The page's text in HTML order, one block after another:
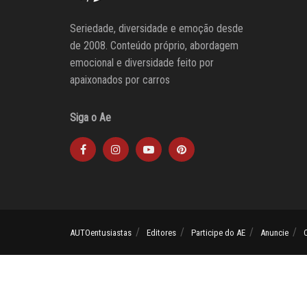
Seriedade, diversidade e emoção desde
de 2008. Conteúdo próprio, abordagem
emocional e diversidade feito por
apaixonados por carros
Siga o Ae
AUTOentusiastas Editores Participe do AE Anuncie